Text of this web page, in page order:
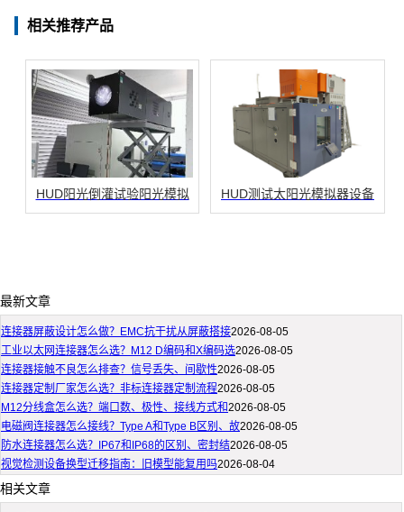
相关推荐产品
HUD阳光倒灌试验阳光模拟 HUD测试太阳光模拟器设备
最新文章
连接器屏蔽设计怎么做？EMC抗干扰从屏蔽搭接2026-08-05
工业以太网连接器怎么选？M12 D编码和X编码选2026-08-05
连接器接触不良怎么排查？信号丢失、间歇性2026-08-05
连接器定制厂家怎么选？非标连接器定制流程2026-08-05
M12分线盒怎么选？端口数、极性、接线方式和2026-08-05
电磁阀连接器怎么接线？Type A和Type B区别、故2026-08-05
防水连接器怎么选？IP67和IP68的区别、密封结2026-08-05
视觉检测设备换型迁移指南：旧模型能复用吗2026-08-04
相关文章